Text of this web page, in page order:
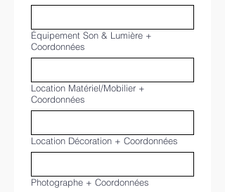
Équipement Son & Lumière +
Coordonnées
Location Matériel/Mobilier +
Coordonnées
Location Décoration + Coordonnées
Photographe + Coordonnées